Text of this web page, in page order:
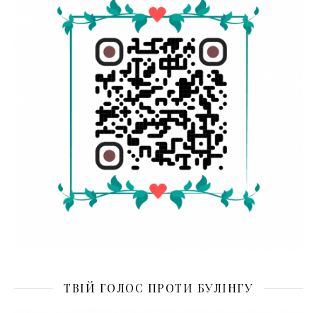
ТВІЙ ГОЛОС ПРОТИ БУЛІНГУ